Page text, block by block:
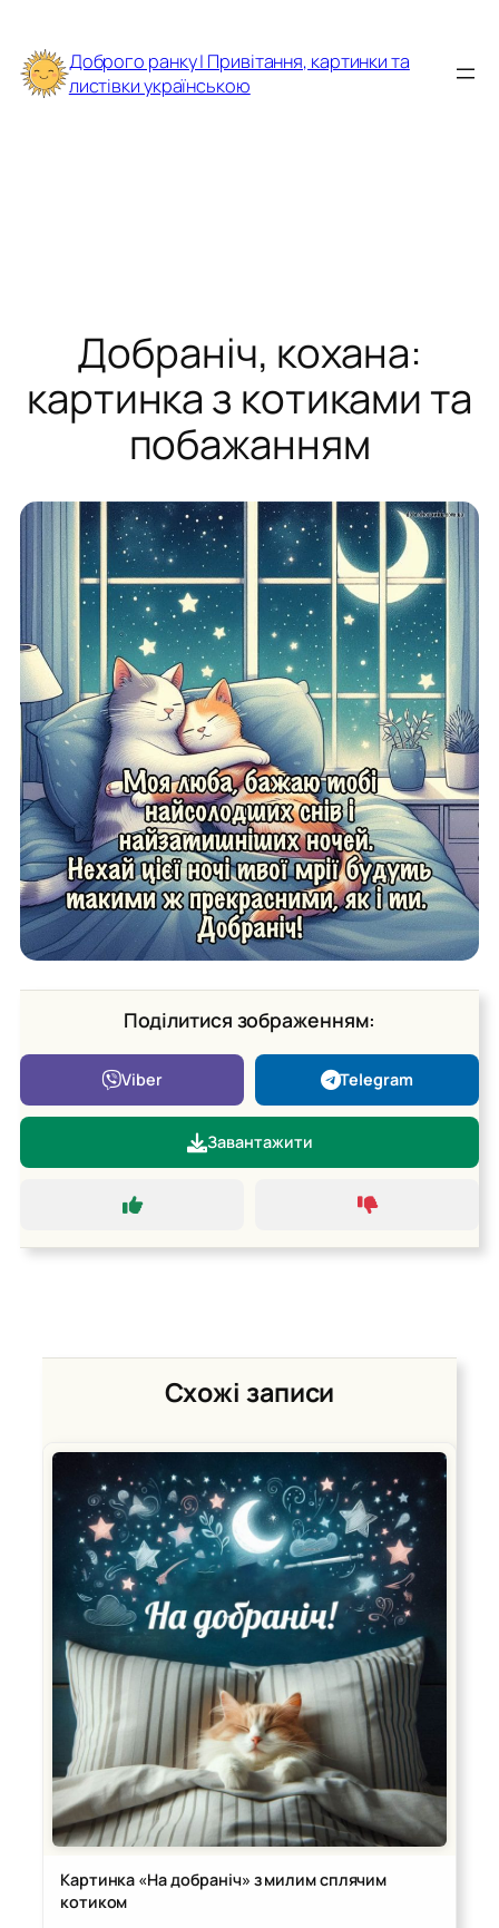
до
вмісту
Доброго ранку | Привітання, картинки та
листівки українською
Добраніч, кохана:
картинка з котиками та
побажанням
Поділитися зображенням:
Viber Telegram
Завантажити
Схожі записи
Картинка «На добраніч» з милим сплячим
котиком